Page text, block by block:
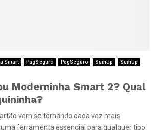
Smart PagSeguro PagSeguro SumUp
SumUp
Moderninha Smart 2? Qual
vem se tornando cada vez mais
ferramenta essencial para qualquer tipo